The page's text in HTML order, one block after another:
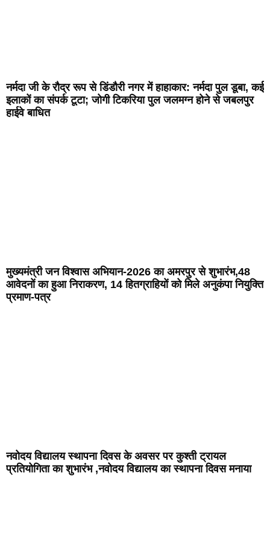
नर्मदा जी के रौद्र रूप से डिंडौरी नगर में हाहाकार: नर्मदा पुल डूबा, कई
इलाकों का संपर्क टूटा; जोगी टिकरिया पुल जलमग्न होने से जबलपुर
हाईवे बाधित
मुख्यमंत्री जन विश्वास अभियान-2026 का अमरपुर से शुभारंभ,48
आवेदनों का हुआ निराकरण, 14 हितग्राहियों को मिले अनुकंपा नियुक्ति
प्रमाण-पत्र
नवोदय विद्यालय स्थापना दिवस के अवसर पर कुश्ती ट्रायल
प्रतियोगिता का शुभारंभ ,नवोदय विद्यालय का स्थापना दिवस मनाया